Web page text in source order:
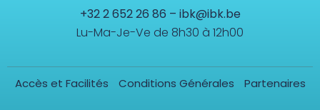
+32 2 652 26 86 – ibk@ibk.be
Lu-Ma-Je-Ve de 8h30 à 12h00
Accès et Facilités Conditions Générales Partenaires